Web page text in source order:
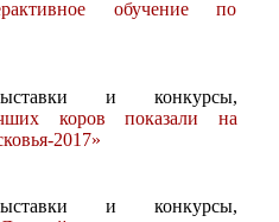
обучение по
и конкурсы,
коров показали на
2017»
и конкурсы,